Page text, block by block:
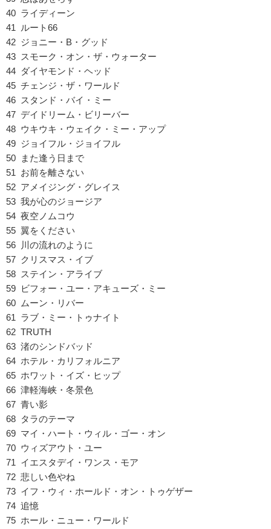
40 ライディーン
41 ルート66
42 ジョニー・B・グッド
43 スモーク・オン・ザ・ウォーター
44 ダイヤモンド・ヘッド
45 チェンジ・ザ・ワールド
46 スタンド・バイ・ミー
47 デイドリーム・ビリーバー
48 ウキウキ・ウェイク・ミー・アップ
49 ジョイフル・ジョイフル
50 また逢う日まで
51 お前を離さない
52 アメイジング・グレイス
53 我が心のジョージア
54 夜空ノムコウ
55 翼をください
56 川の流れのように
57 クリスマス・イブ
58 ステイン・アライブ
59 ビフォー・ユー・アキューズ・ミー
60 ムーン・リバー
61 ラブ・ミー・トゥナイト
62 TRUTH
63 渚のシンドバッド
64 ホテル・カリフォルニア
65 ホワット・イズ・ヒップ
66 津軽海峡・冬景色
67 青い影
68 タラのテーマ
69 マイ・ハート・ウィル・ゴー・オン
70 ウィズアウト・ユー
71 イエスタデイ・ワンス・モア
72 悲しい色やね
73 イフ・ウィ・ホールド・オン・トゥゲザー
74 追憶
75 ホール・ニュー・ワールド